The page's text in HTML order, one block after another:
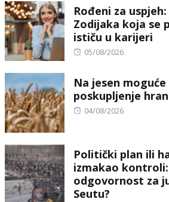
Rođeni za
Zodijaka koja se
ističu u karijeri
Posted
05/08/2026
Na jesen moguće
poskupljenje
Posted
04/08/2026
Politički plan ili
izmakao kontroli:
odgovornost za
Seutu?